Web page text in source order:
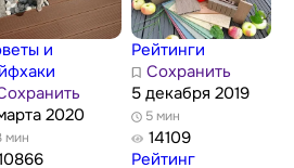
и
2020
мин
Рейтинги
Сохранить
5 декабря 2019
5 мин
14109
Рейтинг